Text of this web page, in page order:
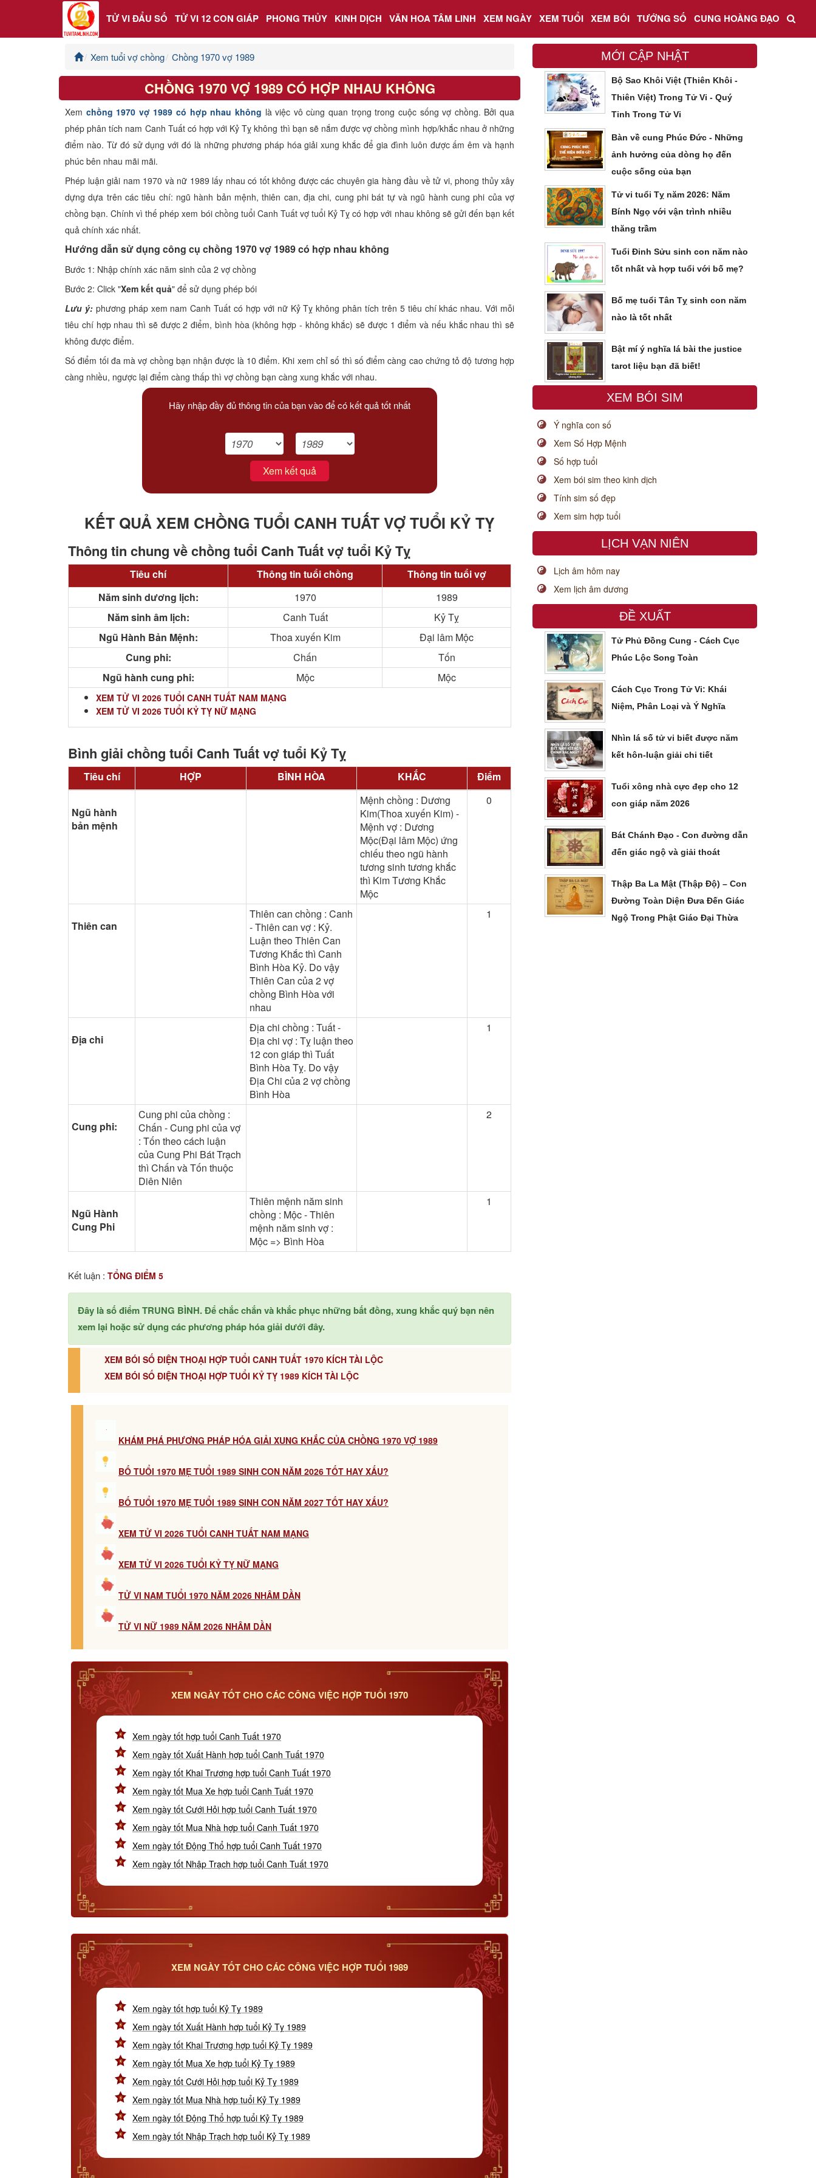
TỬ VI ĐẨU SỐ TỬ VI 12 CON GIÁP PHONG THỦY KINH DỊCH VĂN HOA TÂM LINH XEM NGÀY XEM TUỔI XEM BÓI TƯỚNG SỐ CUNG HOÀNG ĐẠO
Tử Vi Đẩu Số
Tử Vi 12 Con Giáp
Văn Hoa Tâm linh
Cung hoàng đạo
Xem tuổi vợ chồng Chồng 1970 vợ 1989
CHỒNG 1970 VỢ 1989 CÓ HỢP NHAU KHÔNG
Xem chồng 1970 vợ 1989 có hợp nhau không là việc vô cùng quan trọng trong cuộc sống vợ chồng. Bởi qua
phép phân tích nam Canh Tuất có hợp với Kỷ Tỵ không thì bạn sẽ nắm được vợ chồng mình hợp/khắc nhau ở những
điểm nào. Từ đó sử dụng với đó là những phương pháp hóa giải xung khắc để gia đình luôn được ấm êm và hạnh
phúc bên nhau mãi mãi.
Phép luận giải nam 1970 và nữ 1989 lấy nhau có tốt không được các chuyên gia hàng đầu về tử vi, phong thủy xây
dựng dựa trên các tiêu chí: ngũ hành bản mệnh, thiên can, địa chi, cung phi bát tự và ngũ hành cung phi của vợ
chồng bạn. Chính vì thế phép xem bói chồng tuổi Canh Tuất vợ tuổi Kỷ Tỵ có hợp với nhau không sẽ gửi đến bạn kết
quả chính xác nhất.
Hướng dẫn sử dụng công cụ chồng 1970 vợ 1989 có hợp nhau không
Bước 1: Nhập chính xác năm sinh của 2 vợ chồng
Bước 2: Click "Xem kết quả" để sử dụng phép bói
Lưu ý:phương pháp xem nam Canh Tuất có hợp với nữ Kỷ Tỵ không phân tích trên 5 tiêu chí khác nhau. Với mỗi
tiêu chí hợp nhau thì sẽ được 2 điểm, bình hòa (không hợp - không khắc) sẽ được 1 điểm và nếu khắc nhau thì sẽ
không được điểm.
Số điểm tối đa mà vợ chồng bạn nhận được là 10 điểm. Khi xem chỉ số thì số điểm càng cao chứng tỏ độ tương hợp
càng nhiều, ngược lại điểm càng thấp thì vợ chồng bạn càng xung khắc với nhau.
Hãy nhập đầy đủ thông tin của bạn vào để có kết quả tốt nhất
Xem kết quả
KẾT QUẢ XEM CHỒNG TUỔI CANH TUẤT VỢ TUỔI KỶ TỴ
Thông tin chung về chồng tuổi Canh Tuất vợ tuổi Kỷ Tỵ
Tiêu chí Thông tin tuổi chồng
Thông tin tuổi vợ
Năm sinh dương lịch:
1970
1989
Năm sinh âm lịch:
Canh Tuất
Kỷ Tỵ
Ngũ Hành Bản Mệnh:
Thoa xuyến Kim
Đại lâm Mộc
Cung phi:
Chấn
Tốn
Ngũ hành cung phi:
Mộc Mộc
XEM TỬ VI 2026 TUỔI CANH TUẤT NAM MẠNG
XEM TỬ VI 2026 TUỔI KỶ TỴ NỮ MẠNG
Bình giải chồng tuổi Canh Tuất vợ tuổi Kỷ Tỵ
Tiêu chí HỢP BÌNH HÒA KHẮC Điểm
Ngũ hành
bản mệnh
Mệnh chồng : Dương
Kim(Thoa xuyến Kim) -
Mệnh vợ : Dương
Mộc(Đại lâm Mộc) ứng
chiếu theo ngũ hành
tương sinh tương khắc
thì Kim Tương Khắc
Mộc
0
Thiên can
Thiên can chồng : Canh
- Thiên can vợ : Kỷ.
Luận theo Thiên Can
Tương Khắc thì Canh
Bình Hòa Kỷ. Do vậy
Thiên Can của 2 vợ
chồng Bình Hòa với
nhau
1
Địa chi
Địa chi chồng : Tuất -
Địa chi vợ : Tỵ luận theo
12 con giáp thì Tuất
Bình Hòa Tỵ. Do vậy
Địa Chi của 2 vợ chồng
Bình Hòa
1
Cung phi:
Cung phi của chồng :
Chấn - Cung phi của vợ
: Tốn theo cách luận
của Cung Phi Bát Trạch
thì Chấn và Tốn thuộc
Diên Niên
2
Ngũ Hành
Cung Phi
Thiên mệnh năm sinh
chồng : Mộc - Thiên
mệnh năm sinh vợ :
Mộc => Bình Hòa
1
Kết luận : TỔNG ĐIỂM 5
Đây là số điểm TRUNG BÌNH. Để chắc chắn và khắc phục những bất đồng, xung khắc quý bạn nên
xem lại hoặc sử dụng các phương pháp hóa giải dưới đây.
XEM BÓI SỐ ĐIỆN THOẠI HỢP TUỔI CANH TUẤT 1970 KÍCH TÀI LỘC
XEM BÓI SỐ ĐIỆN THOẠI HỢP TUỔI KỶ TỴ 1989 KÍCH TÀI LỘC
KHÁM PHÁ PHƯƠNG PHÁP HÓA GIẢI XUNG KHẮC CỦA CHỒNG 1970 VỢ 1989
BỐ TUỔI 1970 MẸ TUỔI 1989 SINH CON NĂM 2026 TỐT HAY XẤU?
BỐ TUỔI 1970 MẸ TUỔI 1989 SINH CON NĂM 2027 TỐT HAY XẤU?
XEM TỬ VI 2026 TUỔI CANH TUẤT NAM MẠNG
XEM TỬ VI 2026 TUỔI KỶ TỴ NỮ MẠNG
TỬ VI NAM TUỔI 1970 NĂM 2026 NHÂM DẦN
TỬ VI NỮ 1989 NĂM 2026 NHÂM DẦN
XEM NGÀY TỐT CHO CÁC CÔNG VIỆC HỢP TUỔI 1970
Xem ngày tốt hợp tuổi Canh Tuất 1970
Xem ngày tốt Xuất Hành hợp tuổi Canh Tuất 1970
Xem ngày tốt Khai Trương hợp tuổi Canh Tuất 1970
Xem ngày tốt Mua Xe hợp tuổi Canh Tuất 1970
Xem ngày tốt Cưới Hỏi hợp tuổi Canh Tuất 1970
Xem ngày tốt Mua Nhà hợp tuổi Canh Tuất 1970
Xem ngày tốt Động Thổ hợp tuổi Canh Tuất 1970
Xem ngày tốt Nhập Trạch hợp tuổi Canh Tuất 1970
XEM NGÀY TỐT CHO CÁC CÔNG VIỆC HỢP TUỔI 1989
Xem ngày tốt hợp tuổi Kỷ Tỵ 1989
Xem ngày tốt Xuất Hành hợp tuổi Kỷ Tỵ 1989
Xem ngày tốt Khai Trương hợp tuổi Kỷ Tỵ 1989
Xem ngày tốt Mua Xe hợp tuổi Kỷ Tỵ 1989
Xem ngày tốt Cưới Hỏi hợp tuổi Kỷ Tỵ 1989
Xem ngày tốt Mua Nhà hợp tuổi Kỷ Tỵ 1989
Xem ngày tốt Động Thổ hợp tuổi Kỷ Tỵ 1989
Xem ngày tốt Nhập Trạch hợp tuổi Kỷ Tỵ 1989
MỚI CẬP NHẬT
Bộ Sao Khôi Việt (Thiên Khôi -
Thiên Việt) Trong Tử Vi - Quý
Tinh Trong Tử Vi
Bàn về cung Phúc Đức - Những
ảnh hưởng của dòng họ đến
cuộc sống của bạn
Tử vi tuổi Tỵ năm 2026: Năm
Bính Ngọ với vận trình nhiều
thăng trầm
Tuổi Đinh Sửu sinh con năm nào
tốt nhất và hợp tuổi với bố mẹ?
Bố mẹ tuổi Tân Tỵ sinh con năm
nào là tốt nhất
Bật mí ý nghĩa lá bài the justice
tarot liệu bạn đã biết!
XEM BÓI SIM
Ý nghĩa con số
Xem Số Hợp Mệnh
Số hợp tuổi
Xem bói sim theo kinh dịch
Tính sim số đẹp
Xem sim hợp tuổi
LỊCH VẠN NIÊN
Lịch âm hôm nay
Xem lịch âm dương
ĐỀ XUẤT
Tử Phủ Đồng Cung - Cách Cục
Phúc Lộc Song Toàn
Cách Cục Trong Tử Vi: Khái
Niệm, Phân Loại và Ý Nghĩa
Nhìn lá số tử vi biết được năm
kết hôn-luận giải chi tiết
Tuổi xông nhà cực đẹp cho 12
con giáp năm 2026
Bát Chánh Đạo - Con đường dẫn
đến giác ngộ và giải thoát
Thập Ba La Mật (Thập Độ) – Con
Đường Toàn Diện Đưa Đến Giác
Ngộ Trong Phật Giáo Đại Thừa